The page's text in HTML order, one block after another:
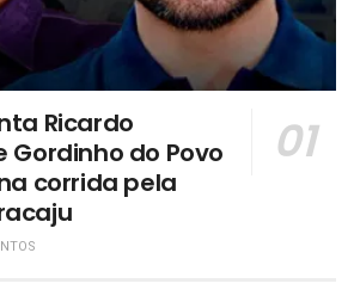
Ricardo
Gordinho do Povo
corrida pela